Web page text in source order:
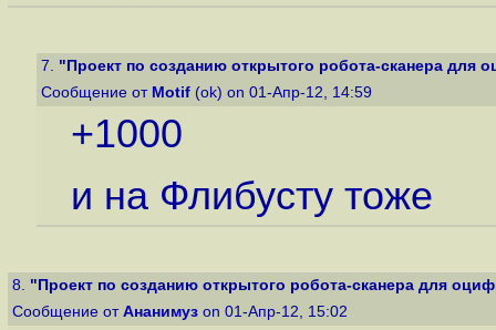
7. "Проект по созданию открытого робота-сканера для
Сообщение от Motif (ok) on 01-Апр-12, 14:59
+1000
и на Флибусту тоже
8. "Проект по созданию открытого робота-сканера для
Сообщение от Ананимуз on 01-Апр-12, 15:02